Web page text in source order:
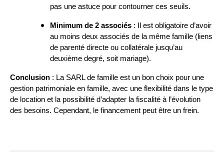
pas une astuce pour contourner ces seuils.
Minimum de 2 associés : Il est obligatoire d’avoir
au moins deux associés de la même famille (liens
de parenté directe ou collatérale jusqu’au
deuxième degré, soit mariage).
Conclusion : La SARL de famille est un bon choix pour une
gestion patrimoniale en famille, avec une flexibilité dans le type
de location et la possibilité d’adapter la fiscalité à l’évolution
des besoins. Cependant, le financement peut être un frein.